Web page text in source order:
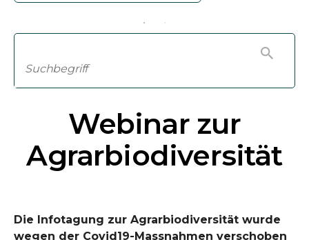
Webinar zur
Agrarbiodiversität
Die Infotagung zur Agrarbiodiversität wurde
wegen der Covid19-Massnahmen verschoben